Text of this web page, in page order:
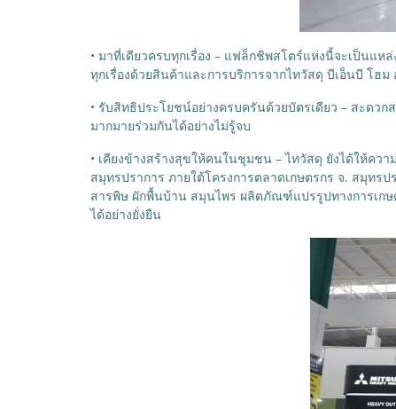
• มาที่เดียวครบทุกเรื่อง – แฟล็กชิพสโตร์แห่งนี้จะเป็นแ
ทุกเรื่องด้วยสินค้าและการบริการจากไทวัสดุ บีเอ็นบี โฮ
• รับสิทธิประโยชน์อย่างครบครันด้วยบัตรเดียว – สะด
มากมายร่วมกันได้อย่างไม่รู้จบ
• เคียงข้างสร้างสุขให้คนในชุมชน – ไทวัสดุ ยังได้ให้ค
สมุทรปราการ ภายใต้โครงการตลาดเกษตรกร จ. สมุทร
สารพิษ ผักพื้นบ้าน สมุนไพร ผลิตภัณฑ์แปรรูปทางการเก
ได้อย่างยั่งยืน